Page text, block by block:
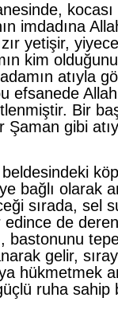
kocası
imdadına
yeti­şir,
kim
adamın atıyla
efsanede
Bir
Şaman gibi
bağlı olarak
sırada, sel
edince de
bastonunu
gelir,
hükmetmek
ruha